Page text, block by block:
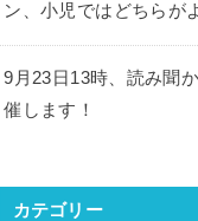
ン、小児ではどちらが
9月23日13時、読み聞
催します！
カテゴリー